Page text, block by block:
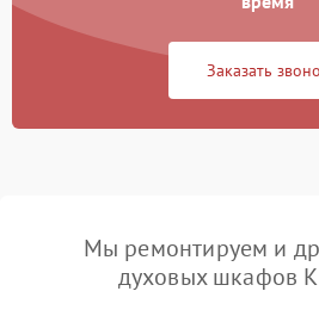
Заказать
Мы ремонтируем и
духовых шкафов